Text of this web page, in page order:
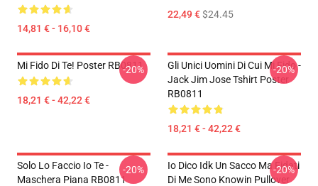
14,81 € - 16,10 €
22,49 €$24.45
Mi Fido Di Te! Poster RB0811
18,21 € - 42,22 €
-20%
Gli Unici Uomini Di Cui Mi Fido -
Jack Jim Jose Tshirt Poster
RB0811
18,21 € - 42,22 €
-20%
Solo Lo Faccio Io Te -
Maschera Piana RB0811
-20%
Io Dico Idk Un Sacco Ma Fidati
Di Me Sono Knowin Pullover
-20%